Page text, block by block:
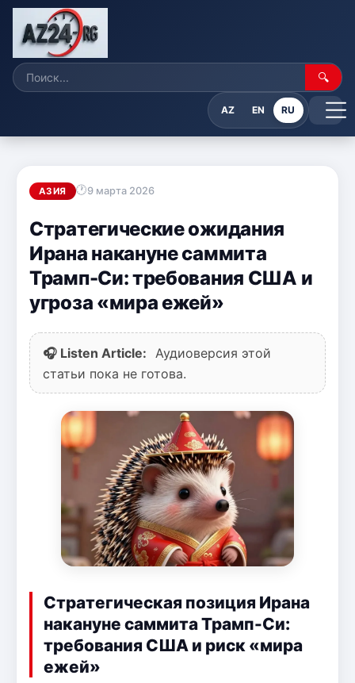
🔍
AZ EN RU
АЗИЯ 9 марта 2026
Стратегические ожидания
Ирана накануне саммита
Трамп-Си: требования США и
угроза «мира ежей»
🎧 Listen Article:
Аудиоверсия этой
статьи пока не готова.
Стратегическая позиция Ирана
накануне саммита Трамп-Си:
требования США и риск «мира
ежей»